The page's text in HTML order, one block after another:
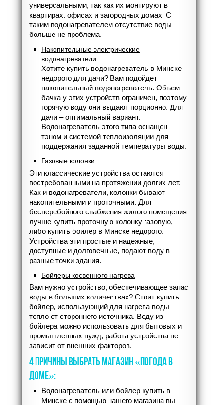
универсальными, так как их монтируют в
квартирах, офисах и загородных домах. С
таким водонагревателем отсутствие воды –
больше не проблема.
Накопительные электрические
водонагреватели
Хотите купить водонагреватель в Минске
недорого для дачи? Вам подойдет
накопительный водонагреватель. Объем
бачка у этих устройств ограничен, поэтому
горячую воду они выдают порционно. Для
дачи – оптимальный вариант.
Водонагреватель этого типа оснащен
тэном и системой теплоизоляции для
поддержания заданной температуры воды.
Газовые колонки
Эти классические устройства остаются
востребованными на протяжении долгих лет.
Как и водонагреватели, колонки бывают
накопительными и проточными. Для
бесперебойного снабжения жилого помещения
лучше купить проточную колонку газовую,
либо купить бойлер в Минске недорого.
Устройства эти простые и надежные,
доступные и долговечные, подают воду в
разные точки здания.
Бойлеры косвенного нагрева
Вам нужно устройство, обеспечивающее запас
воды в больших количествах? Стоит купить
бойлер, использующий для нагрева воды
тепло от стороннего источника. Воду из
бойлера можно использовать для бытовых и
промышленных нужд, работа устройства не
зависит от внешних факторов.
4 ПРИЧИНЫ ВЫБРАТЬ МАГАЗИН «ПОГОДА В
ДОМЕ»:
Водонагреватель или бойлер купить в
Минске с помощью нашего магазина вы